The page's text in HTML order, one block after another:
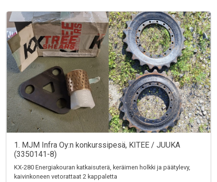
1. MJM Infra Oy:n konkurssipesä, KITEE / JUUKA
(3350141-8)
KX-280 Energiakouran katkaisuterä, keräimen holkki ja päätylevy,
kaivinkoneen vetorattaat 2 kappaletta